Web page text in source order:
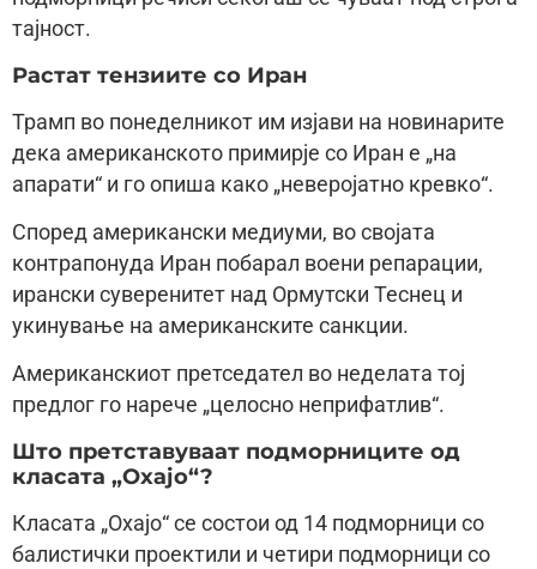
тајност.
Растат тензиите со Иран
Трамп во понеделникот им изјави на новинарите
дека американското примирје со Иран е „на
апарати“ и го опиша како „неверојатно кревко“.
Според американски медиуми, во својата
контрапонуда Иран побарал воени репарации,
ирански суверенитет над Ормутски Теснец и
укинување на американските санкции.
Американскиот претседател во неделата тој
предлог го нарече „целосно неприфатлив“.
Што претставуваат подморниците од
класата „Охајо“?
Класата „Охајо“ се состои од 14 подморници со
балистички проектили и четири подморници со